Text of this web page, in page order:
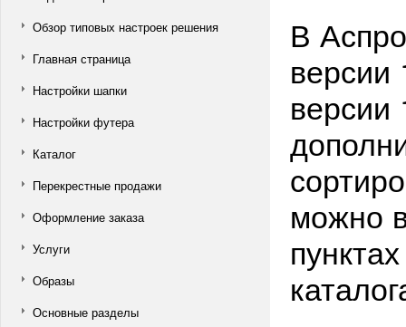
Обзор типовых настроек решения
Главная страница
Настройки шапки
Настройки футера
Каталог
Перекрестные продажи
Оформление заказа
Услуги
Образы
Основные разделы
В
версии
можно